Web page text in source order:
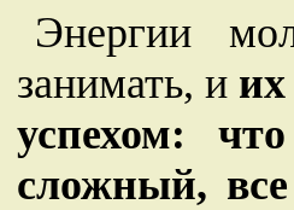
Энергии
занимать, и
успехом:
сложный,